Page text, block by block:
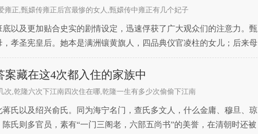
雍正,甄嬛传雍正后宫最惨的女人,甄嬛传中雍正有几个妃子
以及更加贴合史实的剧情设定，迅速俘获了广大观众们的注意力。甄
孝圣宪皇后。她本是满洲镶黄旗人，四品典仪官凌柱的女儿；后来母
乾隆四十二年才去世，可谓是享尽了一生荣华富贵
藏在这4次都入住的家族中
次,乾隆六次下江南四次住在哪,乾隆一生有多少次偷偷下江南
氏以及绍兴俞氏。同为海宁名门，查氏多文人，什么金庸、穆旦、琼
氏则多官员，素有“一门三阁老，六部五尚书”的美誉，在清朝时还被